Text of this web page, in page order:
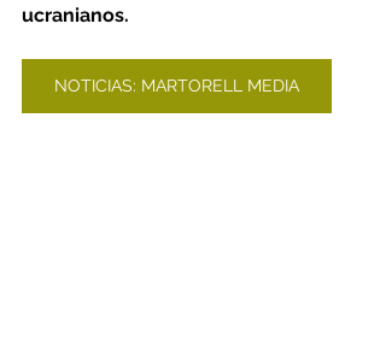
ucranianos.
NOTICIAS: MARTORELL MEDIA